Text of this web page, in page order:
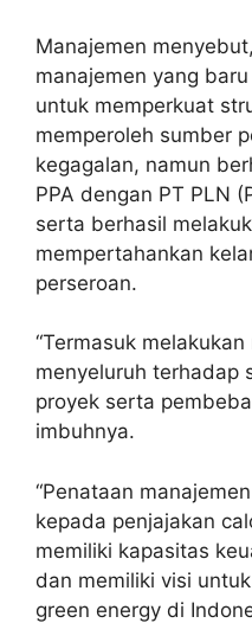
Manajemen
manajemen yang
untuk memperkuat
memperoleh sumber
kegagalan, namun
PPA dengan PT PLN
serta berhasil
mempertahankan
perseroan.
“Termasuk
menyeluruh terhadap
proyek serta
imbuhnya.
“Penataan
kepada penjajakan
memiliki kapasitas
dan memiliki visi
green energy di